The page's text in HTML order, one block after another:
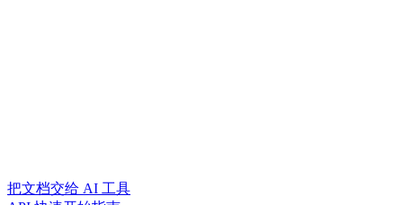
把文档交给 AI 工具